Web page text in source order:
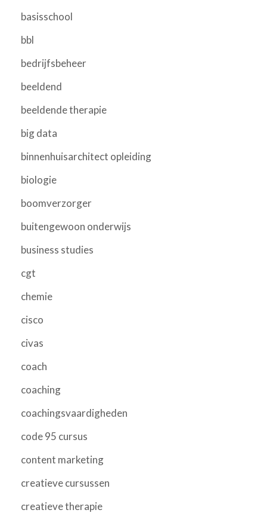
basisschool
bbl
bedrijfsbeheer
beeldend
beeldende therapie
big data
binnenhuisarchitect opleiding
biologie
boomverzorger
buitengewoon onderwijs
business studies
cgt
chemie
cisco
civas
coach
coaching
coachingsvaardigheden
code 95 cursus
content marketing
creatieve cursussen
creatieve therapie